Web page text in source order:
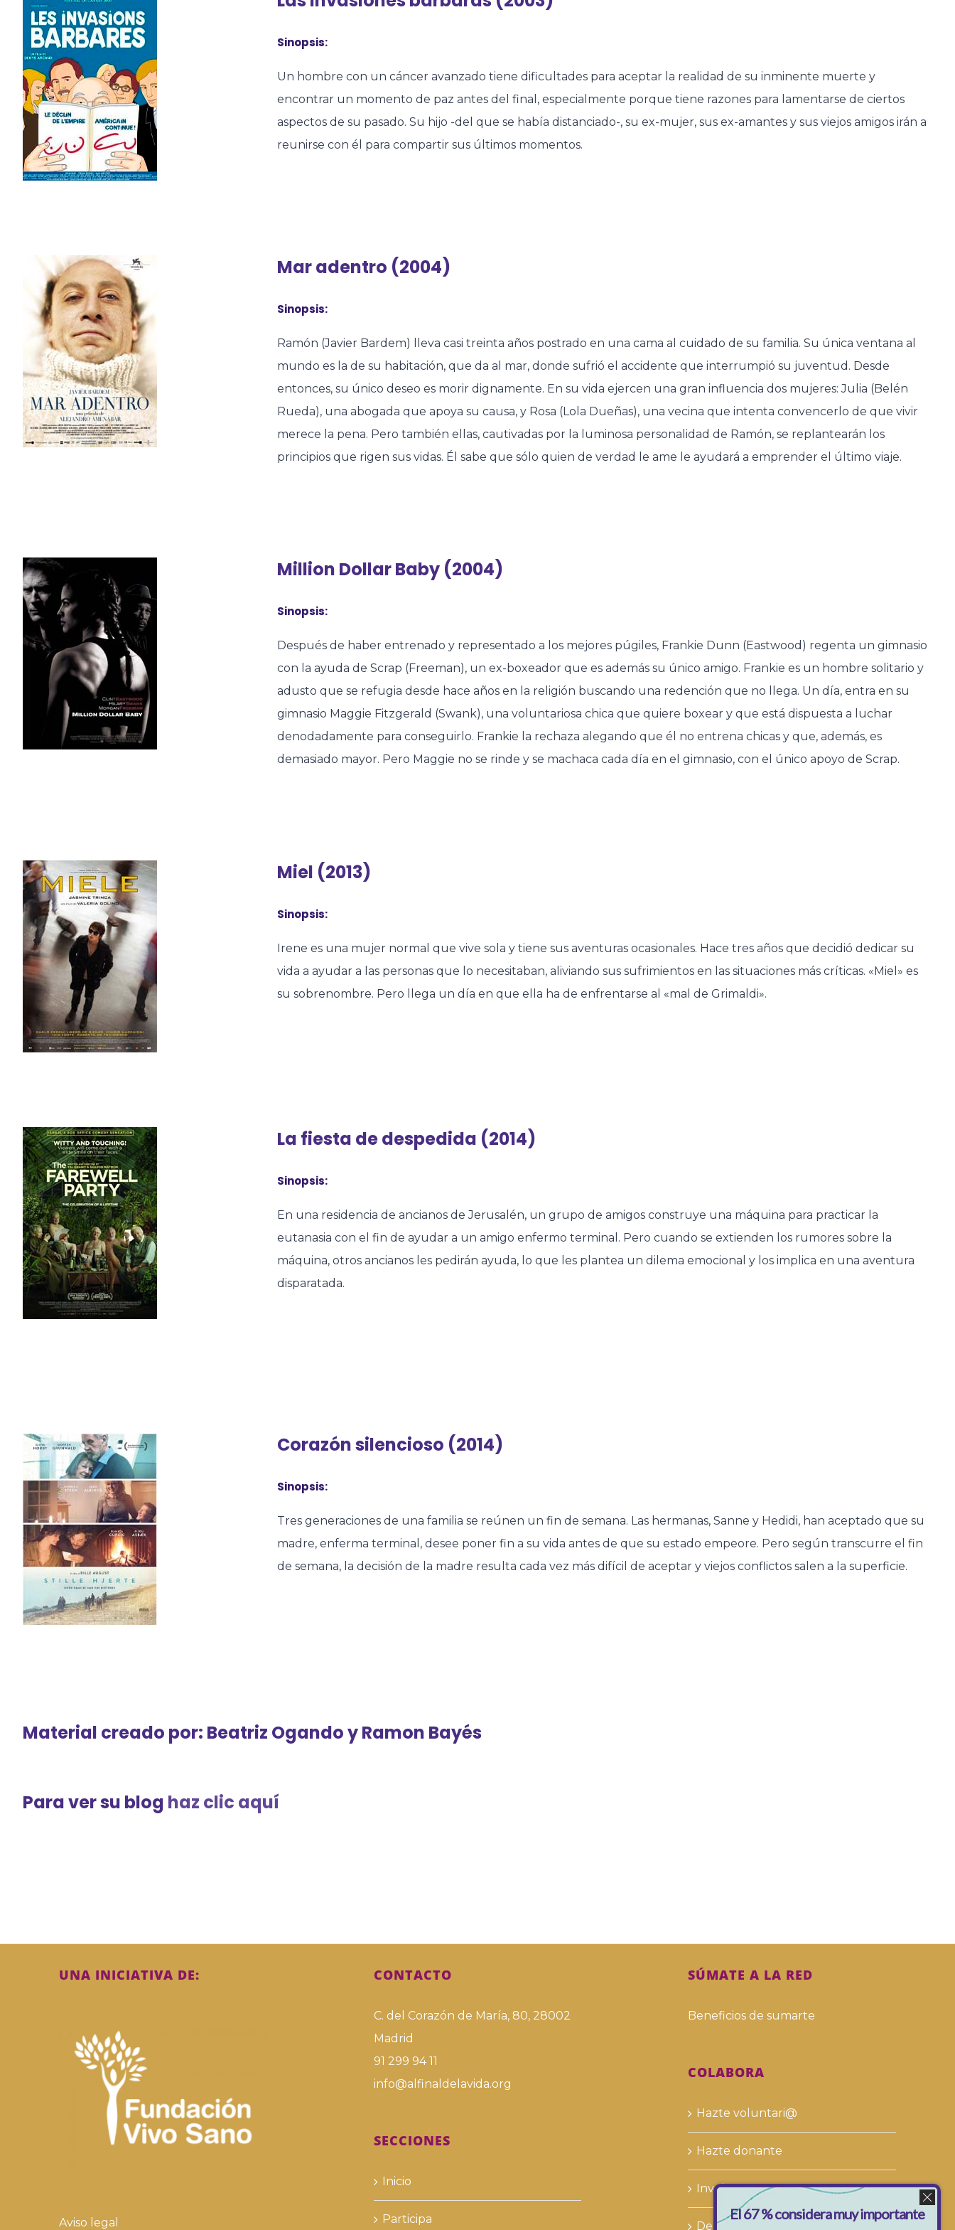
Sinopsis:
Un hombre con un cáncer avanzado tiene dificultades para aceptar la realidad de su inminente muerte y
encontrar un momento de paz antes del final, especialmente porque tiene razones para lamentarse de ciertos
aspectos de su pasado. Su hijo -del que se había distanciado-, su ex-mujer, sus ex-amantes y sus viejos amigos irán a
reunirse con él para compartir sus últimos momentos.
Mar adentro (2004)
Sinopsis:
Ramón (Javier Bardem) lleva casi treinta años postrado en una cama al cuidado de su familia. Su única ventana al
mundo es la de su habitación, que da al mar, donde sufrió el accidente que interrumpió su juventud. Desde
entonces, su único deseo es morir dignamente. En su vida ejercen una gran influencia dos mujeres: Julia (Belén
Rueda), una abogada que apoya su causa, y Rosa (Lola Dueñas), una vecina que intenta convencerlo de que vivir
merece la pena. Pero también ellas, cautivadas por la luminosa personalidad de Ramón, se replantearán los
principios que rigen sus vidas. Él sabe que sólo quien de verdad le ame le ayudará a emprender el último viaje.
Million Dollar Baby (2004)
Sinopsis:
Después de haber entrenado y representado a los mejores púgiles, Frankie Dunn (Eastwood) regenta un gimnasio
con la ayuda de Scrap (Freeman), un ex-boxeador que es además su único amigo. Frankie es un hombre solitario y
adusto que se refugia desde hace años en la religión buscando una redención que no llega. Un día, entra en su
gimnasio Maggie Fitzgerald (Swank), una voluntariosa chica que quiere boxear y que está dispuesta a luchar
denodadamente para conseguirlo. Frankie la rechaza alegando que él no entrena chicas y que, además, es
demasiado mayor. Pero Maggie no se rinde y se machaca cada día en el gimnasio, con el único apoyo de Scrap.
Miel (2013)
Sinopsis:
Irene es una mujer normal que vive sola y tiene sus aventuras ocasionales. Hace tres años que decidió dedicar su
vida a ayudar a las personas que lo necesitaban, aliviando sus sufrimientos en las situaciones más críticas. «Miel» es
su sobrenombre. Pero llega un día en que ella ha de enfrentarse al «mal de Grimaldi».
La fiesta de despedida (2014)
Sinopsis:
En una residencia de ancianos de Jerusalén, un grupo de amigos construye una máquina para practicar la
eutanasia con el fin de ayudar a un amigo enfermo terminal. Pero cuando se extienden los rumores sobre la
máquina, otros ancianos les pedirán ayuda, lo que les plantea un dilema emocional y los implica en una aventura
disparatada.
Corazón silencioso (2014)
Sinopsis:
Tres generaciones de una familia se reúnen un fin de semana. Las hermanas, Sanne y Hedidi, han aceptado que su
madre, enferma terminal, desee poner fin a su vida antes de que su estado empeore. Pero según transcurre el fin
de semana, la decisión de la madre resulta cada vez más difícil de aceptar y viejos conflictos salen a la superficie.
Material creado por: Beatriz Ogando y Ramon Bayés
Para ver su blog haz clic aquí
UNA INICIATIVA DE:
Aviso legal
CONTACTO
C. del Corazón de María, 80, 28002
Madrid
91 299 94 11
info@alfinaldelavida.org
SECCIONES
Inicio
Participa
SÚMATE A LA RED
Beneficios de sumarte
COLABORA
Hazte voluntari@
Hazte donante
Involucra a tu empresa
Deja tu legado solidario
El 67 % considera muy importante